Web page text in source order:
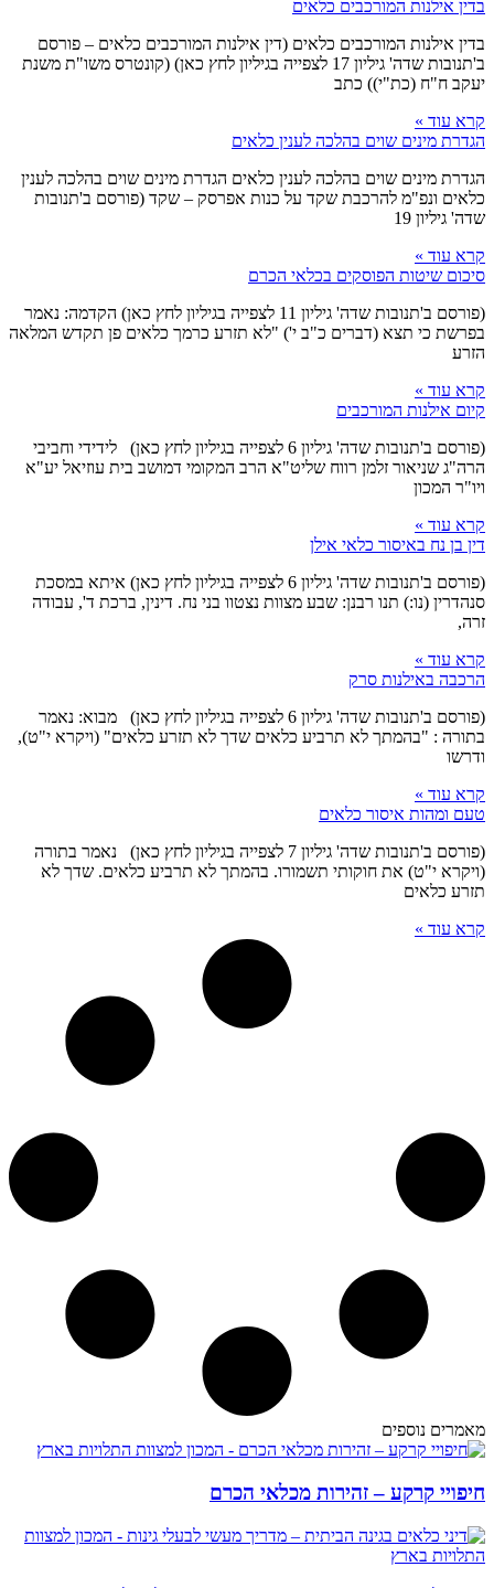
בדין אילנות המורכבים כלאים
בדין אילנות המורכבים כלאים (דין אילנות המורכבים כלאים – פורסם
ב'תנובות שדה' גיליון 17 לצפייה בגיליון לחץ כאן) (קונטרס משו"ת משנת
יעקב ח"ח (כת"י)) כתב
קרא עוד »
הגדרת מינים שוים בהלכה לענין כלאים
הגדרת מינים שוים בהלכה לענין כלאים הגדרת מינים שוים בהלכה לענין
כלאים ונפ"מ להרכבת שקד על כנות אפרסק – שקד (פורסם ב'תנובות
שדה' גיליון 19
קרא עוד »
סיכום שיטות הפוסקים בכלאי הכרם
(פורסם ב'תנובות שדה' גיליון 11 לצפייה בגיליון לחץ כאן) הקדמה: נאמר
בפרשת כי תצא (דברים כ"ב י') "לא תזרע כרמך כלאים פן תקדש המלאה
הזרע
קרא עוד »
קיום אילנות המורכבים
(פורסם ב'תנובות שדה' גיליון 6 לצפייה בגיליון לחץ כאן) לידידי וחביבי
הרה"ג שניאור זלמן רווח שליט"א הרב המקומי דמושב בית עוזיאל יע"א
ויו"ר המכון
קרא עוד »
דין בן נח באיסור כלאי אילן
(פורסם ב'תנובות שדה' גיליון 6 לצפייה בגיליון לחץ כאן) איתא במסכת
סנהדרין (נו:) תנו רבנן: שבע מצוות נצטוו בני נח. דינין, ברכת ד', עבודה
זרה,
קרא עוד »
הרכבה באילנות סרק
(פורסם ב'תנובות שדה' גיליון 6 לצפייה בגיליון לחץ כאן) מבוא: נאמר
בתורה : "בהמתך לא תרביע כלאים שדך לא תזרע כלאים" (ויקרא י"ט),
ודרשו
קרא עוד »
טעם ומהות איסור כלאים
(פורסם ב'תנובות שדה' גיליון 7 לצפייה בגיליון לחץ כאן) נאמר בתורה
(ויקרא י"ט) את חוקותי תשמורו. בהמתך לא תרביע כלאים. שדך לא
תזרע כלאים
קרא עוד »
מאמרים נוספים
חיפויי קרקע – זהירות מכלאי הכרם